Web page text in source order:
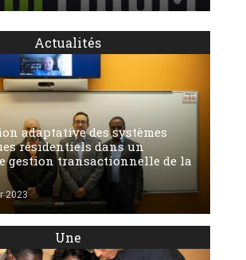
Actualités
adaptative des systèmes
résidentiels dans un
gestion transactionnelle de la
2023
Une